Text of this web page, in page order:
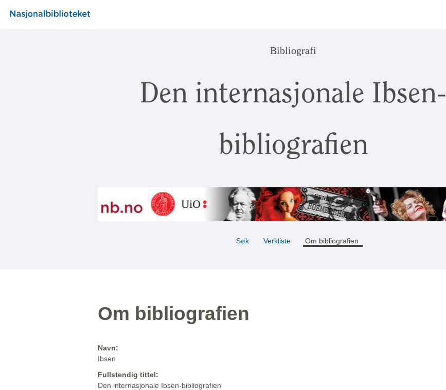
Bibliografi
Den internasjonale Ibsen-
bibliografien
Søk Verkliste Om bibliografien
Om bibliografien
Navn:
Ibsen
Fullstendig tittel:
Den internasjonale Ibsen-bibliografien